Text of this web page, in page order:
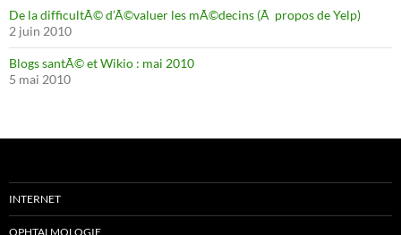
De la difficultÃ© d’Ã©valuer les mÃ©decins (Ã propos de Yelp)
2 juin 2010
Blogs santÃ© et Wikio : mai 2010
5 mai 2010
INTERNET
OPHTALMOLOGIE